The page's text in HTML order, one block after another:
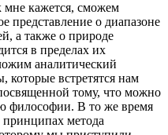
кажется, сможем
представление о диапазоне
а также о природе
в пределах их
аналитический
которые встретятся нам
тому, что можно
философии. В то же время
метода